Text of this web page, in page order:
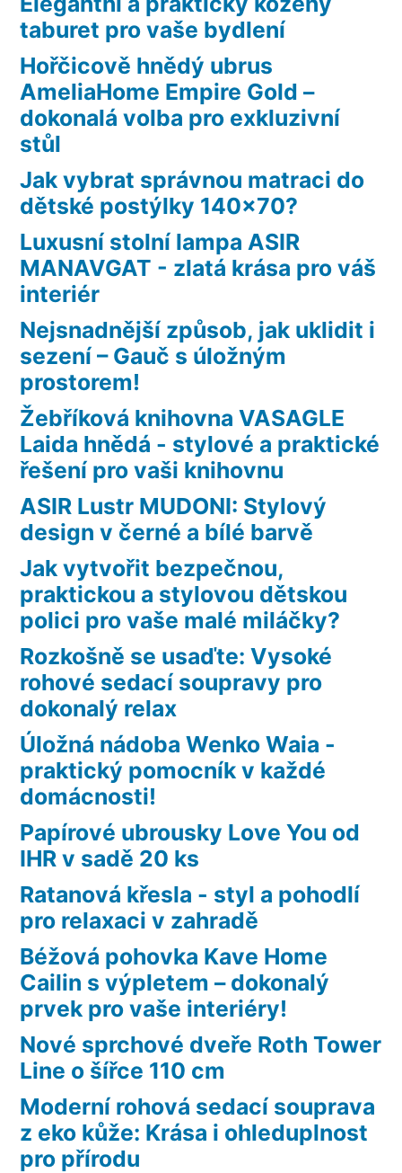
taburet pro vaše bydlení
Hořčicově hnědý ubrus
AmeliaHome Empire Gold –
dokonalá volba pro exkluzivní
stůl
Jak vybrat správnou matraci do
dětské postýlky 140×70?
Luxusní stolní lampa ASIR
MANAVGAT - zlatá krása pro váš
interiér
Nejsnadnější způsob, jak uklidit i
sezení – Gauč s úložným
prostorem!
Žebříková knihovna VASAGLE
Laida hnědá - stylové a praktické
řešení pro vaši knihovnu
ASIR Lustr MUDONI: Stylový
design v černé a bílé barvě
Jak vytvořit bezpečnou,
praktickou a stylovou dětskou
polici pro vaše malé miláčky?
Rozkošně se usaďte: Vysoké
rohové sedací soupravy pro
dokonalý relax
Úložná nádoba Wenko Waia -
praktický pomocník v každé
domácnosti!
Papírové ubrousky Love You od
IHR v sadě 20 ks
Ratanová křesla - styl a pohodlí
pro relaxaci v zahradě
Béžová pohovka Kave Home
Cailin s výpletem – dokonalý
prvek pro vaše interiéry!
Nové sprchové dveře Roth Tower
Line o šířce 110 cm
Moderní rohová sedací souprava
z eko kůže: Krása i ohleduplnost
pro přírodu